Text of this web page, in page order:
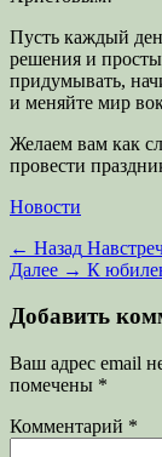
Пусть каждый
решения и
придумывать,
и меняйте мир
Желаем вам как
провести
Категории
Новости
Навигация
по
записям
← Назад
запись:
Далее → К
Добавить
Ваш адрес email
помечены *
Комментарий *